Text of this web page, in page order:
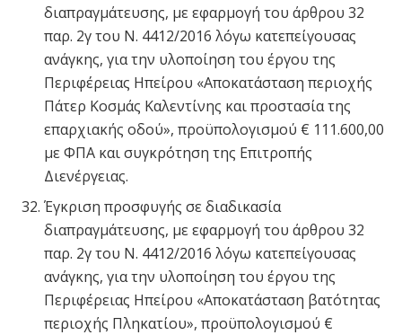
διαπραγμάτευσης, με εφαρμογή του άρθρου 32
παρ. 2γ του Ν. 4412/2016 λόγω κατεπείγουσας
ανάγκης, για την υλοποίηση του έργου της
Περιφέρειας Ηπείρου «Αποκατάσταση περιοχής
Πάτερ Κοσμάς Καλεντίνης και προστασία της
επαρχιακής οδού», προϋπολογισμού € 111.600,00
με ΦΠΑ και συγκρότηση της Επιτροπής
Διενέργειας.
Έγκριση προσφυγής σε διαδικασία
διαπραγμάτευσης, με εφαρμογή του άρθρου 32
παρ. 2γ του Ν. 4412/2016 λόγω κατεπείγουσας
ανάγκης, για την υλοποίηση του έργου της
Περιφέρειας Ηπείρου «Αποκατάσταση βατότητας
περιοχής Πληκατίου», προϋπολογισμού €